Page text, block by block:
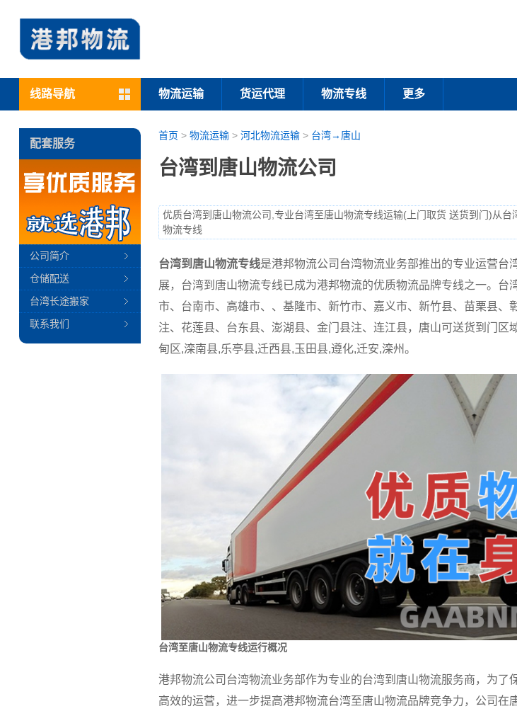
线路导航 物流运输 货运代理 物流专线 更多
首页 > 物流运输> 河北物流运输> 台湾→唐山
台湾到唐山物流公司
优质台湾到唐山物流公司,专业台湾至唐山物流专线运输(上门取货 送货到门)从
物流专线
台湾到唐山物流专线是港邦物流公司台湾物流业务部推出的专业运营台
展，台湾到唐山物流专线已成为港邦物流的优质物流品牌专线之一。
市、台南市、高雄市、、基隆市、新竹市、嘉义市、新竹县、苗栗县
注、花莲县、台东县、澎湖县、金门县注、连江县，唐山可送货到门区
甸区,滦南县,乐亭县,迁西县,玉田县,遵化,迁安,滦州。
台湾至唐山物流专线运行概况
港邦物流公司台湾物流业务部作为专业的台湾到唐山物流服务商，为了
高效的运营，进一步提高港邦物流台湾至唐山物流品牌竞争力，公司在
配套服务
公司简介
仓储配送
台湾长途搬家
联系我们